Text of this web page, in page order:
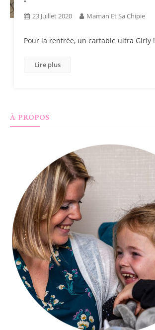
23 Juillet 2020 Maman Et Sa Chipie
Pour la rentrée, un cartable ultra Girly !
Lire plus
À PROPOS